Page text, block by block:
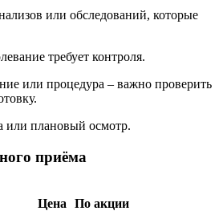
или обследований, которые
требует контроля.
или процедура – важно проверить
или плановый осмотр.
приёма
Цена По акции